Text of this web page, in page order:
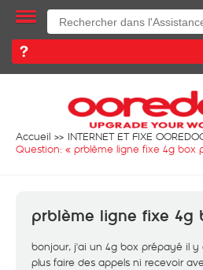
Accueil
INTERNET ET FIXE
Question: « prblème ligne fixe 4g box
prblème ligne fixe 4g
bonjour, j'ai un 4g box prépayé il
plus faire des appels ni recevoir